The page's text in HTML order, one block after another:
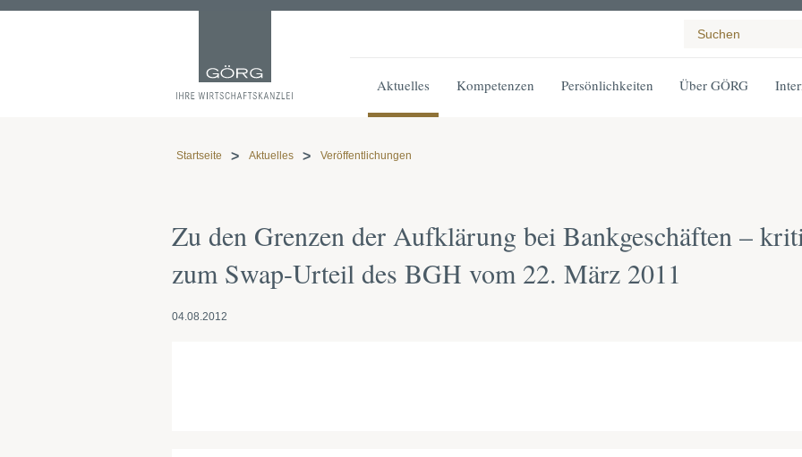
Aktuelles Kompetenzen Persönlichkeiten Über GÖRG
Startseite Aktuelles Veröffentlichungen
Zu den Grenzen der Aufklärung bei Bankgeschäften –
zum Swap-Urteil des BGH vom 22. März 2011
04.08.2012